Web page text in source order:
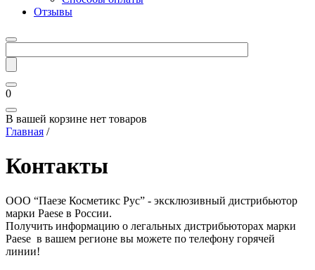
Отзывы
0
В вашей корзине нет товаров
Главная /
Контакты
ООО “Паезе Косметикс Рус” - эксклюзивный дистрибьютор
марки Paese в России.
Получить информацию о легальных дистрибьюторах марки
Paese в вашем регионе вы можете по телефону горячей
линии!